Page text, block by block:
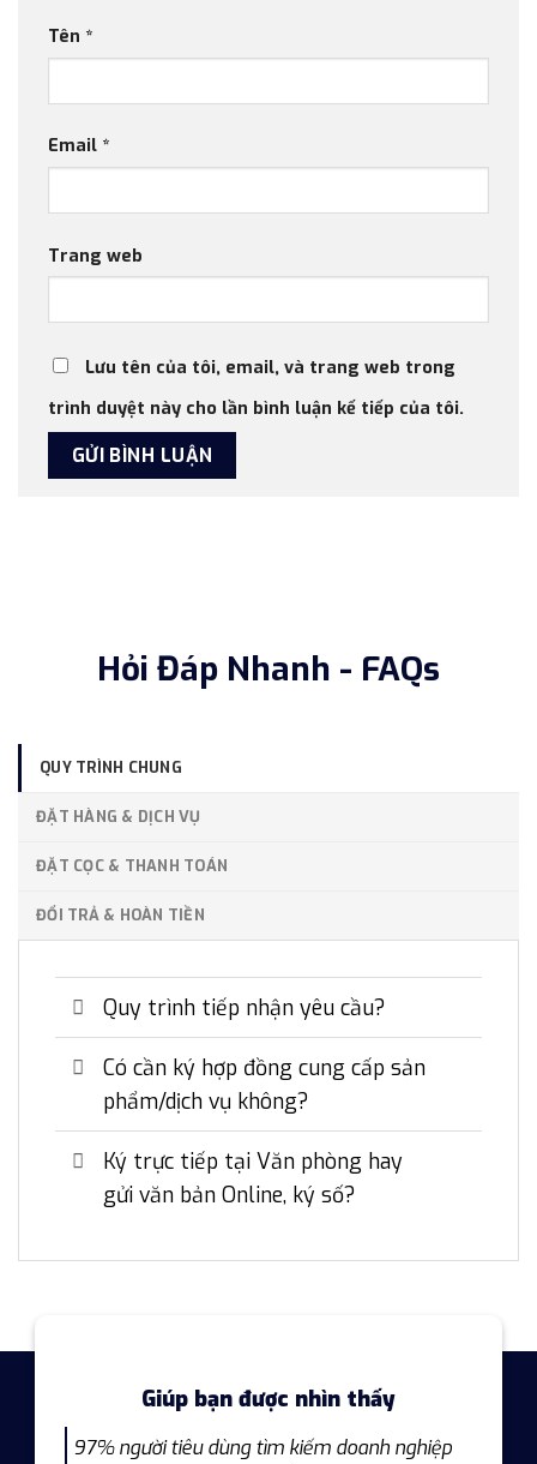
Tên *
Email *
Trang web
Lưu tên của tôi, email, và trang web trong
trình duyệt này cho lần bình luận kế tiếp của tôi.
Hỏi Đáp Nhanh - FAQs
QUY TRÌNH CHUNG
ĐẶT HÀNG & DỊCH VỤ
ĐẶT CỌC & THANH TOÁN
ĐỔI TRẢ & HOÀN TIỀN
Quy trình tiếp nhận yêu cầu?
Có cần ký hợp đồng cung cấp sản
phẩm/dịch vụ không?
Ký trực tiếp tại Văn phòng hay
gửi văn bản Online, ký số?
Giúp bạn được nhìn thấy
97% người tiêu dùng tìm kiếm doanh nghiệp